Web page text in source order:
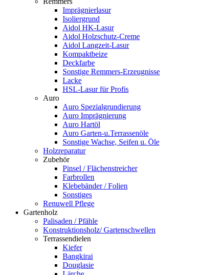
Imprägnierlasur
Isoliergrund
Aidol HK-Lasur
Aidol Holzschutz-Creme
Aidol Langzeit-Lasur
Kompaktbeize
Deckfarbe
Sonstige Remmers-Erzeugnisse
Lacke
HSL-Lasur für Profis
Auro
Auro Spezialgrundierung
Auro Imprägnierung
Auro Hartöl
Auro Garten-u.Terrassenöle
Sonstige Wachse, Seifen u. Öle
Holzreparatur
Zubehör
Pinsel / Flächenstreicher
Farbrollen
Klebebänder / Folien
Sonstiges
Renuwell Pflege
Gartenholz
Palisaden / Pfähle
Konstruktionsholz/ Gartenschwellen
Terrassendielen
Kiefer
Bangkirai
Douglasie